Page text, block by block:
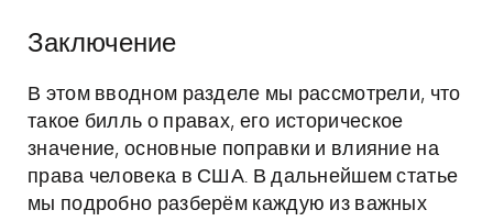
Заключение
В этом вводном разделе мы рассмотрели, что
такое билль о правах, его историческое
значение, основные поправки и влияние на
права человека в США. В дальнейшем статье
мы подробно разберём каждую из важных